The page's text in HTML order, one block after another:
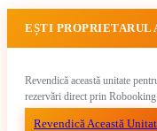
EȘTI
Revendică această unitate
rezervări direct prin Robooking.
Revendică Această